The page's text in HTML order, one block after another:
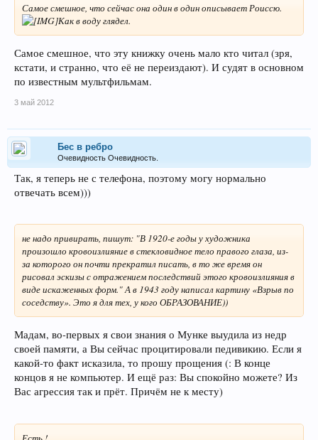
Самое смешное, что сейчас она один в один описывает Роиссю.
Как в воду глядел.
Самое смешное, что эту книжку очень мало кто читал (зря,
кстати, и странно, что её не переиздают). И судят в основном
по известным мультфильмам.
3 май 2012
Бес в ребро
Очевидность Очевидность.
Так, я теперь не с телефона, поэтому могу нормально
отвечать всем)))
не надо привирать, пишут: "В 1920-е годы у художника
произошло кровоизлияние в стекловидное тело правого глаза, из-
за которого он почти прекратил писать, в то же время он
рисовал эскизы с отражением последствий этого кровоизлияния в
виде искаженных форм." А в 1943 году написал картину «Взрыв по
соседству». Это я для тех, у кого ОБРАЗОВАНИЕ))
Мадам, во-первых я свои знания о Мунке выудила из недр
своей памяти, а Вы сейчас процитировали педивикию. Если я
какой-то факт исказила, то прошу прощения (: В конце
концов я не компьютер. И ещё раз: Вы спокойно можете? Из
Вас агрессия так и прёт. Причём не к месту)